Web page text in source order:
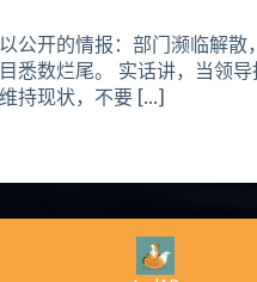
公开的情报：部门濒临解散
悉数烂尾。 实话讲，当领
持现状，不要 […]